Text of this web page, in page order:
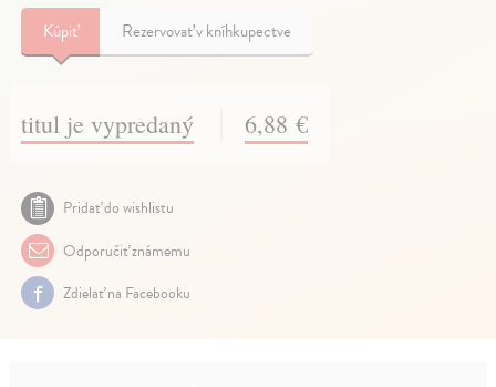
Kúpiť Rezervovať v kníhkupectve
titul je vypredaný 6,88 €
Pridať do wishlistu
Odporučiť známemu
Zdielať na Facebooku